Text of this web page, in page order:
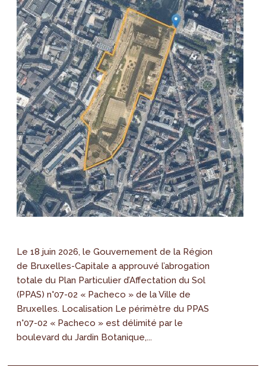
Le 18 juin 2026, le Gouvernement de la Région
de Bruxelles-Capitale a approuvé l’abrogation
totale du Plan Particulier d’Affectation du Sol
(PPAS) n°07-02 « Pacheco » de la Ville de
Bruxelles. Localisation Le périmètre du PPAS
n°07-02 « Pacheco » est délimité par le
boulevard du Jardin Botanique,...